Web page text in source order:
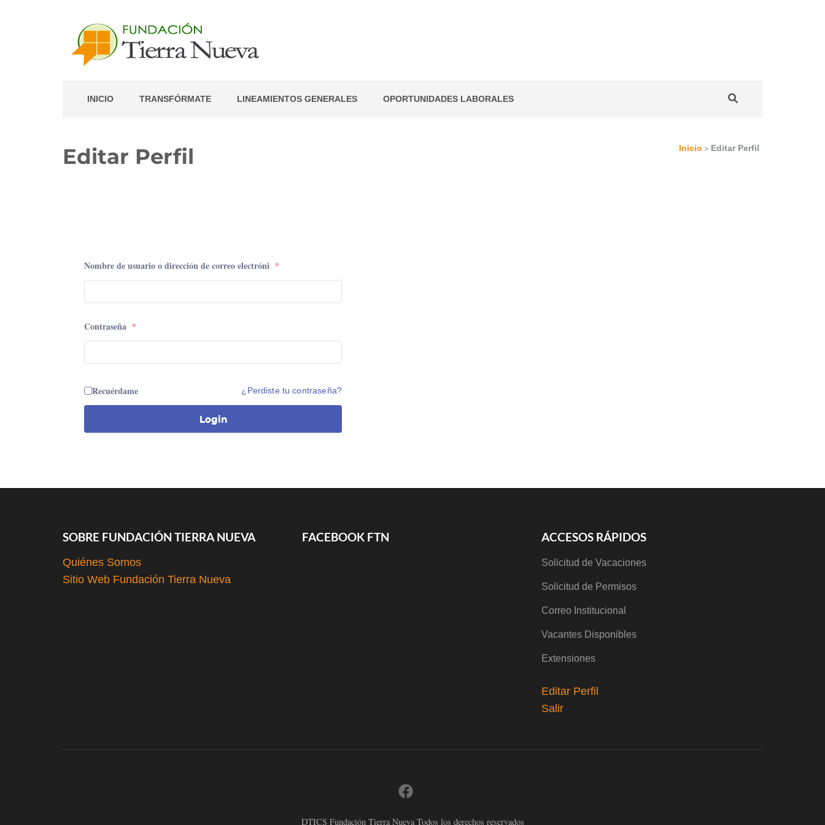
INICIO TRANSFÓRMATE LINEAMIENTOS GENERALES OPORTUNIDADES LABORALES
Editar Perfil Inicio > Editar Perfil
Nombre de usuario o dirección de correo electróni *
Contraseña *
Recuérdame ¿Perdiste tu contraseña?
Login
SOBRE FUNDACIÓN TIERRA NUEVA
Quiénes Somos
Sitio Web Fundación Tierra Nueva
FACEBOOK FTN ACCESOS RÁPIDOS
Solicitud de Vacaciones
Solicitud de Permisos
Correo Institucional
Vacantes Disponibles
Extensiones
Editar Perfil
Salir
DTICS Fundación Tierra Nueva Todos los derechos reservados